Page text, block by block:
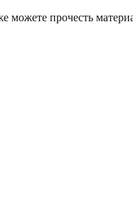
можете прочесть